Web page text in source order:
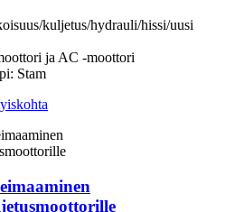
kuljetus/hydrauli/hissi/uusi
ja AC -moottori
Stam